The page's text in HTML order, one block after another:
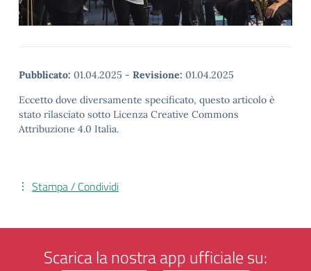
Pubblicato: 01.04.2025 - Revisione: 01.04.2025
Eccetto dove diversamente specificato, questo articolo è
stato rilasciato sotto Licenza Creative Commons
Attribuzione 4.0 Italia.
Stampa / Condividi
Scarica la nostra app ufficiale su: